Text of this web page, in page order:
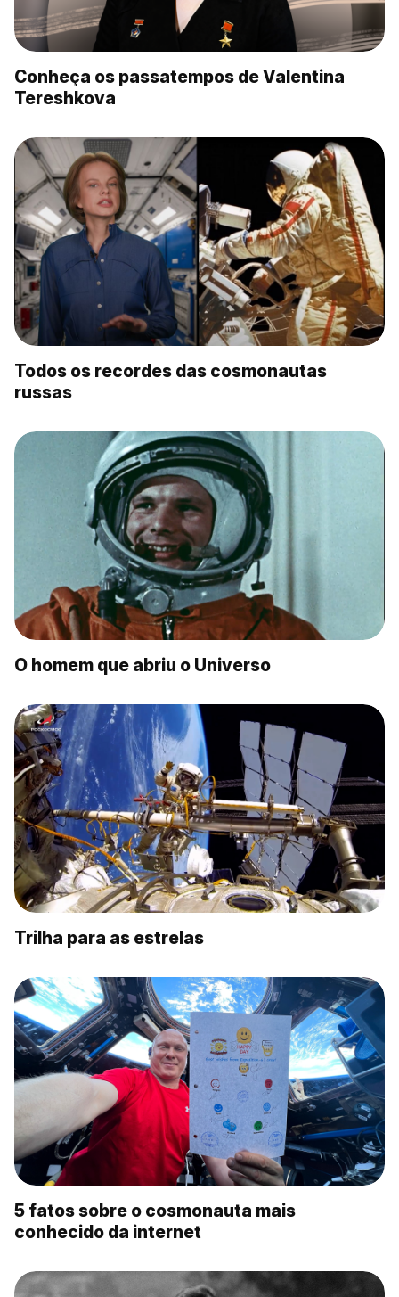
Conheça os passatempos de Valentina
Tereshkova
Todos os recordes das cosmonautas
russas
O homem que abriu o Universo
Trilha para as estrelas
5 fatos sobre o cosmonauta mais
conhecido da internet